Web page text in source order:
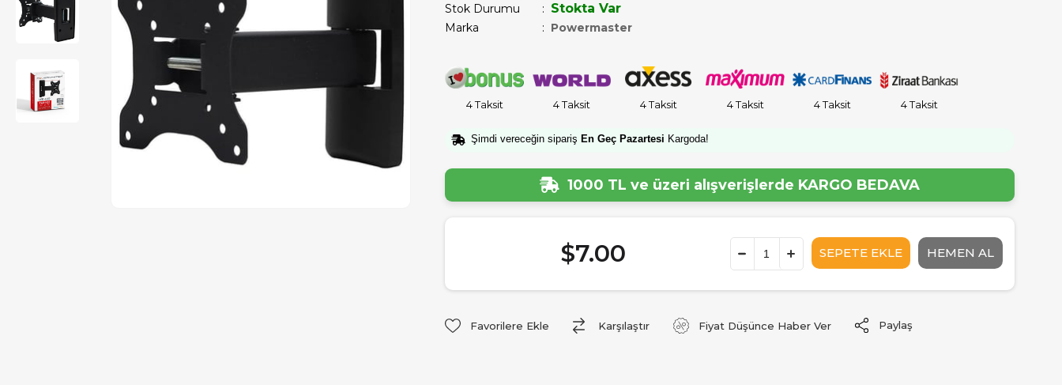
Stok Durumu : Stokta Var
Marka : Powermaster
4 Taksit 4 Taksit 4 Taksit 4 Taksit 4 Taksit 4 Taksit
Şimdi vereceğin sipariş En Geç Pazartesi Kargoda!
1000 TL ve üzeri alışverişlerde KARGO BEDAVA
$7.00
Favorilere Ekle Karşılaştır Fiyat Düşünce Haber Ver Paylaş